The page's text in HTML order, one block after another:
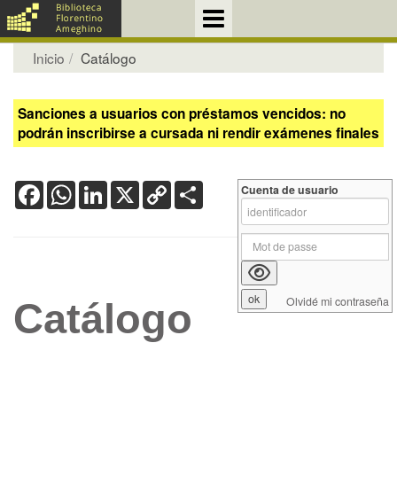
Inicio Catálogo
Sanciones a usuarios con préstamos vencidos: no
podrán inscribirse a cursada ni rendir exámenes finales
FacebookWhatsApp
LinkedIn
X Copy
Link
Catálogo
Cuenta de usuario
Olvidé mi contraseña